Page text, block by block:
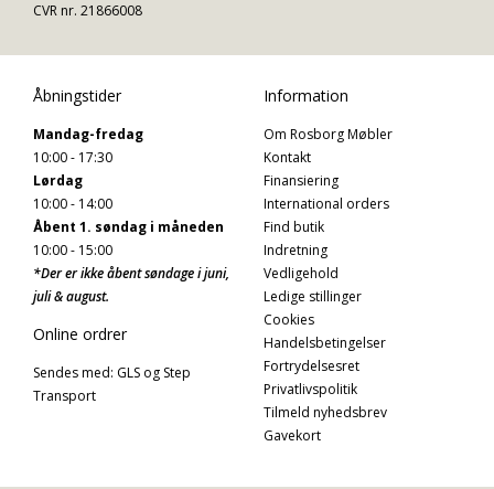
CVR nr. 21866008
Åbningstider
Mandag-fredag
10:00 - 17:30
Lørdag
10:00 - 14:00
Åbent 1. søndag i måneden
10:00 - 15:00
*Der er ikke åbent søndage i juni,
juli & august.
Online ordrer
Sendes med: GLS og Step
Transport
Information
Om Rosborg Møbler
Kontakt
Finansiering
International orders
Find butik
Indretning
Vedligehold
Ledige stillinger
Cookies
Handelsbetingelser
Fortrydelsesret
Privatlivspolitik
Tilmeld nyhedsbrev
Gavekort